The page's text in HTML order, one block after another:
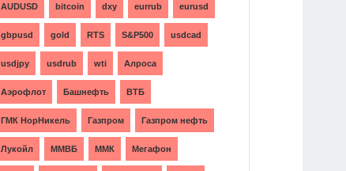
AUDUSD bitcoin dxy eurrub eurusd
gbpusd gold RTS S&P500 usdcad
usdjpy usdrub wti Алроса
Аэрофлот Башнефть ВТБ
ГМК НорНикель Газпром Газпром нефть
Лукойл ММВБ ММК Мегафон